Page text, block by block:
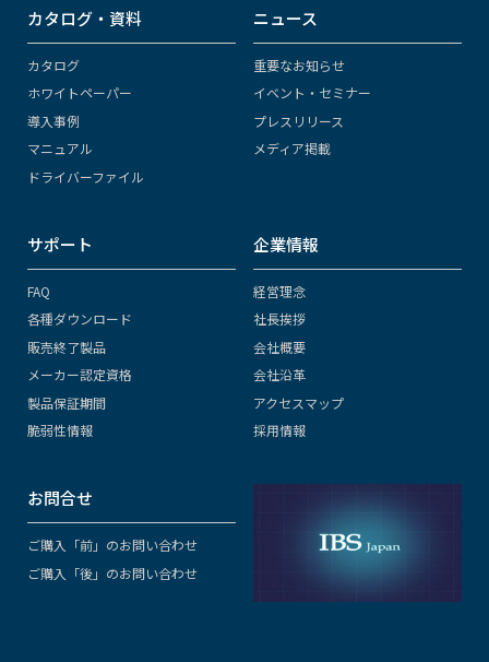
カタログ・資料
カタログ
ホワイトペーパー
導入事例
マニュアル
ドライバーファイル
ニュース
重要なお知らせ
イベント・セミナー
プレスリリース
メディア掲載
サポート
FAQ
各種ダウンロード
販売終了製品
メーカー認定資格
製品保証期間
脆弱性情報
企業情報
経営理念
社長挨拶
会社概要
会社沿革
アクセスマップ
採用情報
お問合せ
ご購入「前」のお問い合わせ
ご購入「後」のお問い合わせ